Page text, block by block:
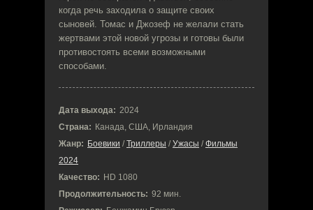
когда речь заходила о защите своих
сыновей. Томас и Джозеф не желали стать
жертвами этой новой угрозы и готовы были
противостоять всеми возможными
способами.
Дата выхода: 2024
Страна: Канада, США, Ирландия
Жанр: Боевики / Триллеры / Ужасы / Фильмы
2024
Качество: HD 1080
Продолжительность: 92 мин.